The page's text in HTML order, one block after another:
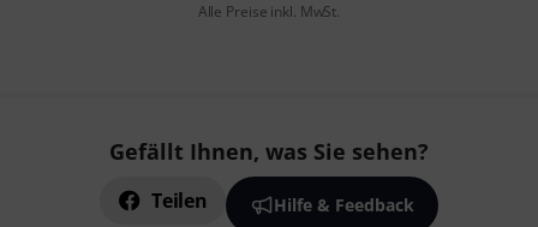
Alle Preise inkl. MwSt.
Gefällt Ihnen, was Sie sehen?
Teilen Hilfe & Feedback